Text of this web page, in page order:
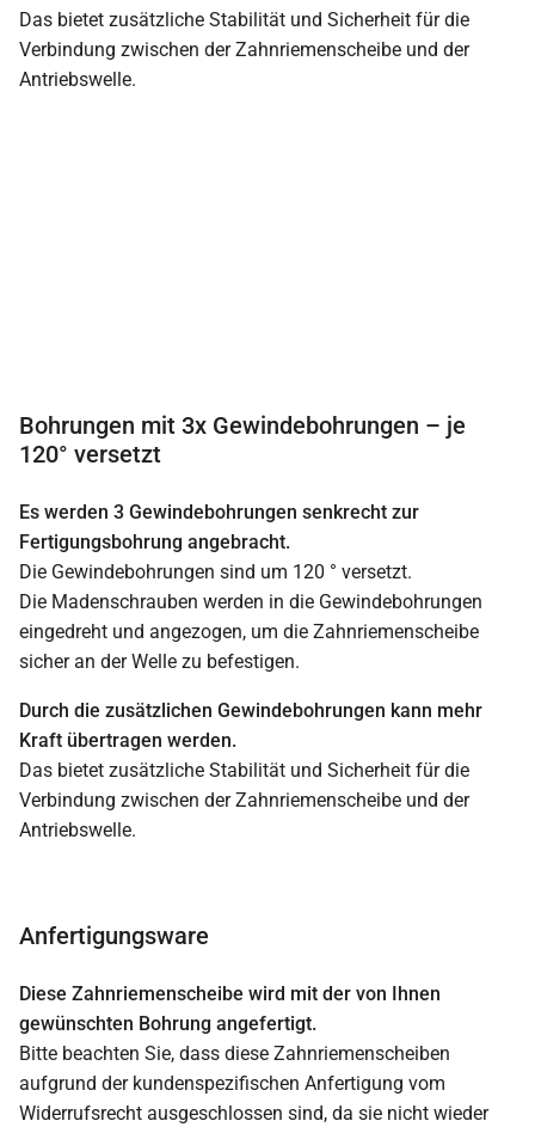
Das bietet zusätzliche Stabilität und Sicherheit für die
Verbindung zwischen der Zahnriemenscheibe und der
Antriebswelle.
Bohrungen mit 3x Gewindebohrungen – je
120° versetzt
Es werden 3 Gewindebohrungen senkrecht zur
Fertigungsbohrung angebracht.
Die Gewindebohrungen sind um 120 ° versetzt.
Die Madenschrauben werden in die Gewindebohrungen
eingedreht und angezogen, um die Zahnriemenscheibe
sicher an der Welle zu befestigen.
Durch die zusätzlichen Gewindebohrungen kann mehr
Kraft übertragen werden.
Das bietet zusätzliche Stabilität und Sicherheit für die
Verbindung zwischen der Zahnriemenscheibe und der
Antriebswelle.
Anfertigungsware
Diese Zahnriemenscheibe wird mit der von Ihnen
gewünschten Bohrung angefertigt.
Bitte beachten Sie, dass diese Zahnriemenscheiben
aufgrund der kundenspezifischen Anfertigung vom
Widerrufsrecht ausgeschlossen sind, da sie nicht wieder